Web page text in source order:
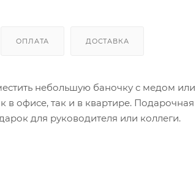
ОПЛАТА ДОСТАВКА
небольшую баночку с медом
в офисе, так и в квартире.
для руководителя или коллеги.